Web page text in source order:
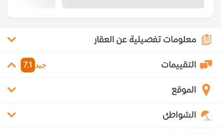
معلومات تفصيلية عن العقار
التقييمات جيد 7.1
الموقع
الشواطئ